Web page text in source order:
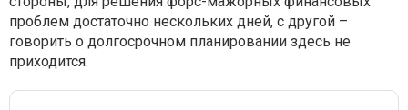
проблем достаточно нескольких дней, с другой –
говорить о долгосрочном планировании здесь не
приходится.